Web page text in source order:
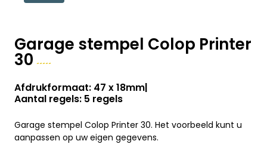
Garage stempel Colop Printer
30
Afdrukformaat: 47 x 18mm
Aantal regels: 5 regels
Garage stempel Colop Printer 30. Het voorbeeld kunt u
aanpassen op uw eigen gegevens.